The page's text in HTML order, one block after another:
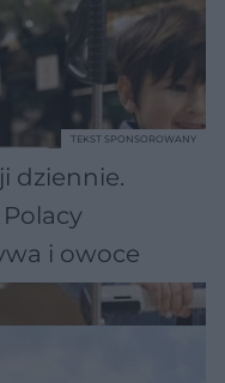
dziennie.
i owoce
TEKST SPONSOROWANY